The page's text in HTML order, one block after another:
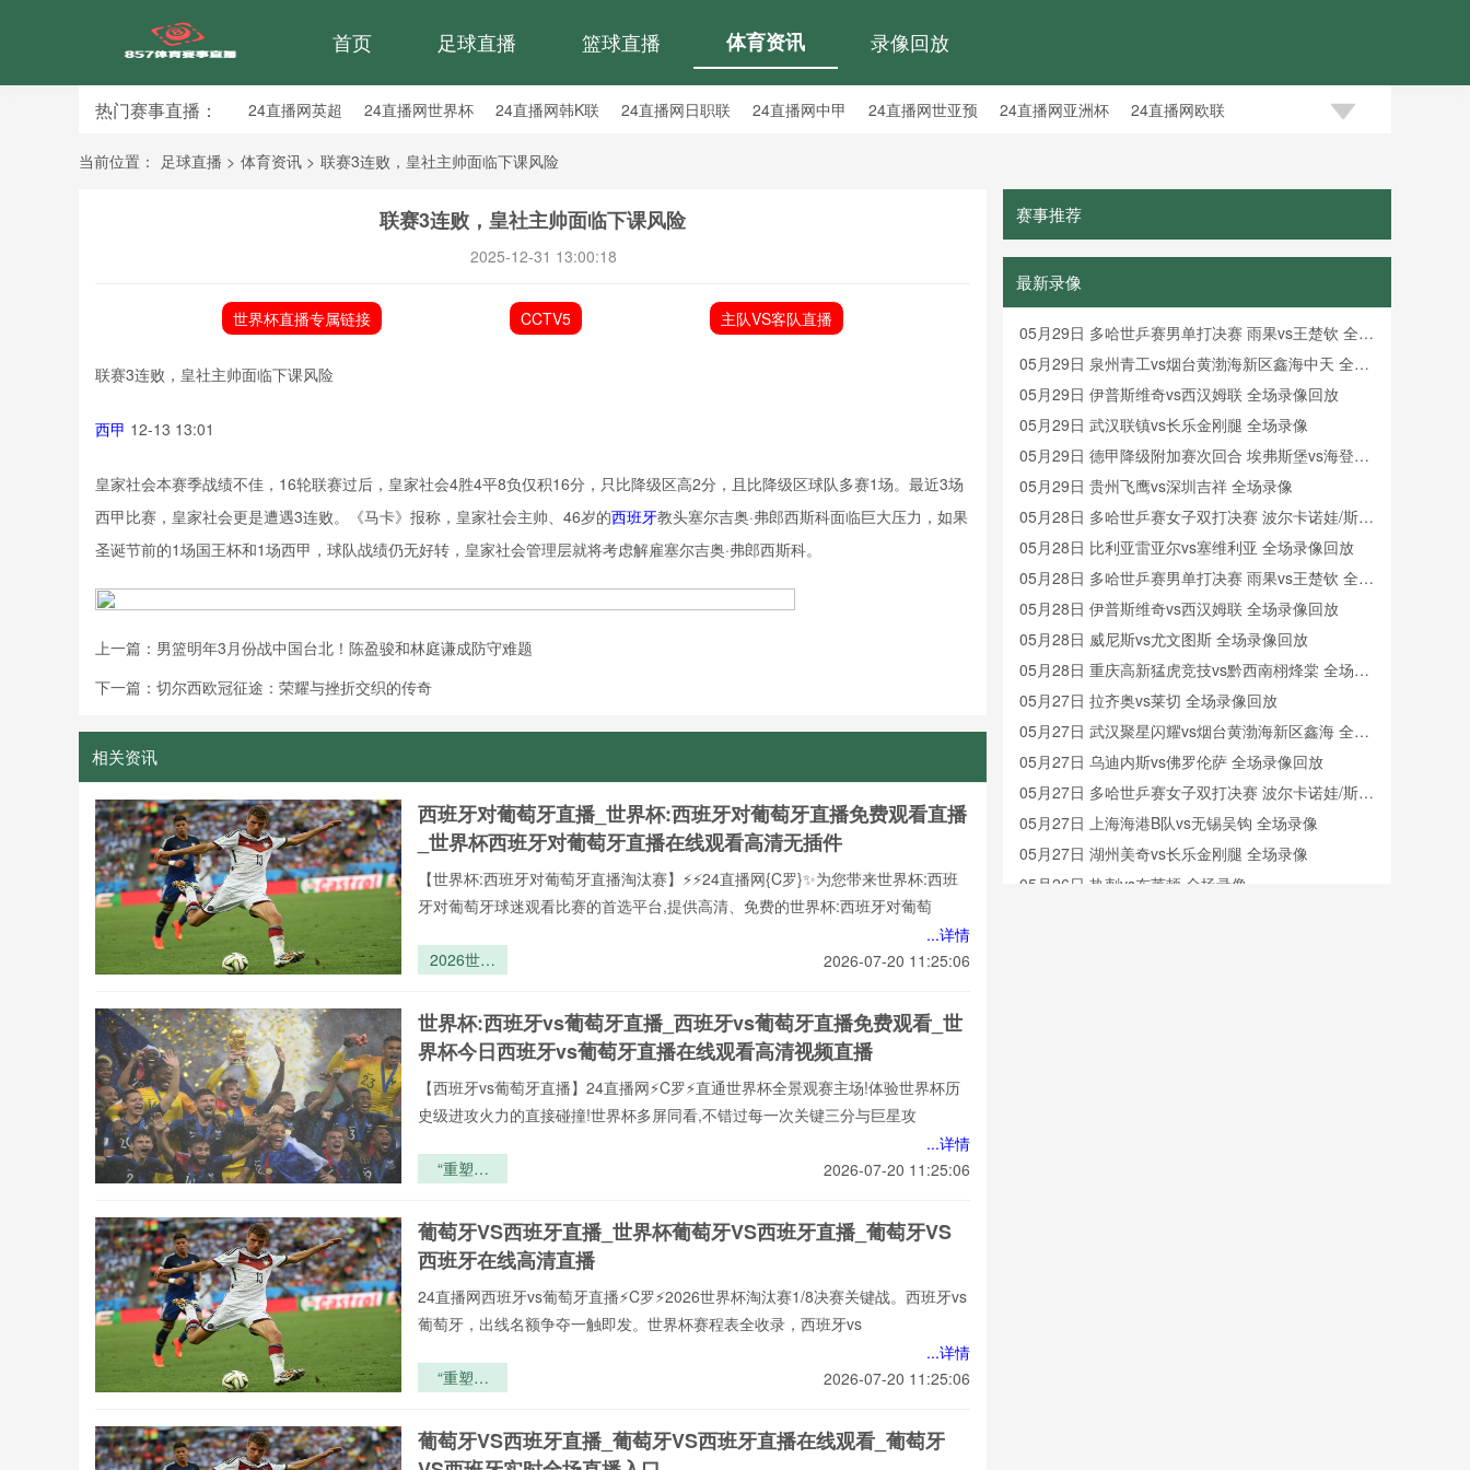
首页 足球直播 篮球直播 体育资讯 录像回放
热门赛事直播： 24直播网英超 24直播网世界杯 24直播网韩K联 24直播网日职联 24直播网中甲 24直播网世亚预 24直播网亚洲杯 24直播网欧联
24直播网意甲 24直播网法甲 24直播网西甲
当前位置： 足球直播 > 体育资讯 > 联赛3连败，皇社主帅面临下课风险
联赛3连败，皇社主帅面临下课风险
2025-12-31 13:00:18
世界杯直播专属链接 CCTV5 主队VS客队直播
联赛3连败，皇社主帅面临下课风险
西甲 12-13 13:01
皇家社会本赛季战绩不佳，16轮联赛过后，皇家社会4胜4平8负仅积16分，只比降级区高2分，且比降级区球队多赛1场。最近3场
西甲比赛，皇家社会更是遭遇3连败。《马卡》报称，皇家社会主帅、46岁的西班牙教头塞尔吉奥·弗郎西斯科面临巨大压力，如果
圣诞节前的1场国王杯和1场西甲，球队战绩仍无好转，皇家社会管理层就将考虑解雇塞尔吉奥·弗郎西斯科。
上一篇： 男篮明年3月份战中国台北！陈盈骏和林庭谦成防守难题
下一篇： 切尔西欧冠征途：荣耀与挫折交织的传奇
相关资讯
西班牙对葡萄牙直播_世界杯:西班牙对葡萄牙直播免费观看直播
_世界杯西班牙对葡萄牙直播在线观看高清无插件
【世界杯:西班牙对葡萄牙直播淘汰赛】⚡⚡24直播网{C罗}✨为您带来世界杯:西班
牙对葡萄牙球迷观看比赛的首选平台,提供高清、免费的世界杯:西班牙对葡萄
...详情
2026世界
境执法中的
体能储备策
急保障体系
深度解析
2026-07-20 11:25:06
世界杯:西班牙vs葡萄牙直播_西班牙vs葡萄牙直播免费观看_世
界杯今日西班牙vs葡萄牙直播在线观看高清视频直播
【西班牙vs葡萄牙直播】24直播网⚡️C罗⚡️直通世界杯全景观赛主场!体验世界杯历
史级进攻火力的直接碰撞!世界杯多屏同看,不错过每一次关键三分与巨星攻
...详情
“重塑版
弈与种子席
位争夺战”
2026-07-20 11:25:06
葡萄牙VS西班牙直播_世界杯葡萄牙VS西班牙直播_葡萄牙VS
西班牙在线高清直播
24直播网西班牙vs葡萄牙直播⚡️C罗⚡️2026世界杯淘汰赛1/8决赛关键战。西班牙vs
葡萄牙，出线名额争夺一触即发。世界杯赛程表全收录，西班牙vs
...详情
“重塑版
弈与种子席
2026-07-20 11:25:06
葡萄牙VS西班牙直播_葡萄牙VS西班牙直播在线观看_葡萄牙
赛事推荐
最新录像
05月29日 多哈世乒赛男单打决赛 雨果vs王楚钦 全场
录像回放
05月29日 泉州青工vs烟台黄渤海新区鑫海中天 全场
录像
05月29日 伊普斯维奇vs西汉姆联 全场录像回放
05月29日 武汉联镇vs长乐金刚腿 全场录像
05月29日 德甲降级附加赛次回合 埃弗斯堡vs海登海
姆 全场录像
05月29日 贵州飞鹰vs深圳吉祥 全场录像
05月28日 多哈世乒赛女子双打决赛 波尔卡诺娃/斯佐
科斯vs王曼昱/蒯曼 全场录像回放
05月28日 比利亚雷亚尔vs塞维利亚 全场录像回放
05月28日 多哈世乒赛男单打决赛 雨果vs王楚钦 全场
录像回放
05月28日 伊普斯维奇vs西汉姆联 全场录像回放
05月28日 威尼斯vs尤文图斯 全场录像回放
05月28日 重庆高新猛虎竞技vs黔西南栩烽棠 全场录
像
05月27日 拉齐奥vs莱切 全场录像回放
05月27日 武汉聚星闪耀vs烟台黄渤海新区鑫海 全场
录像
05月27日 乌迪内斯vs佛罗伦萨 全场录像回放
05月27日 多哈世乒赛女子双打决赛 波尔卡诺娃/斯佐
科斯vs王曼昱/蒯曼 全场录像回放
05月27日 上海海港B队vs无锡吴钩 全场录像
05月27日 湖州美奇vs长乐金刚腿 全场录像
05月26日 热刺vs布莱顿 全场录像